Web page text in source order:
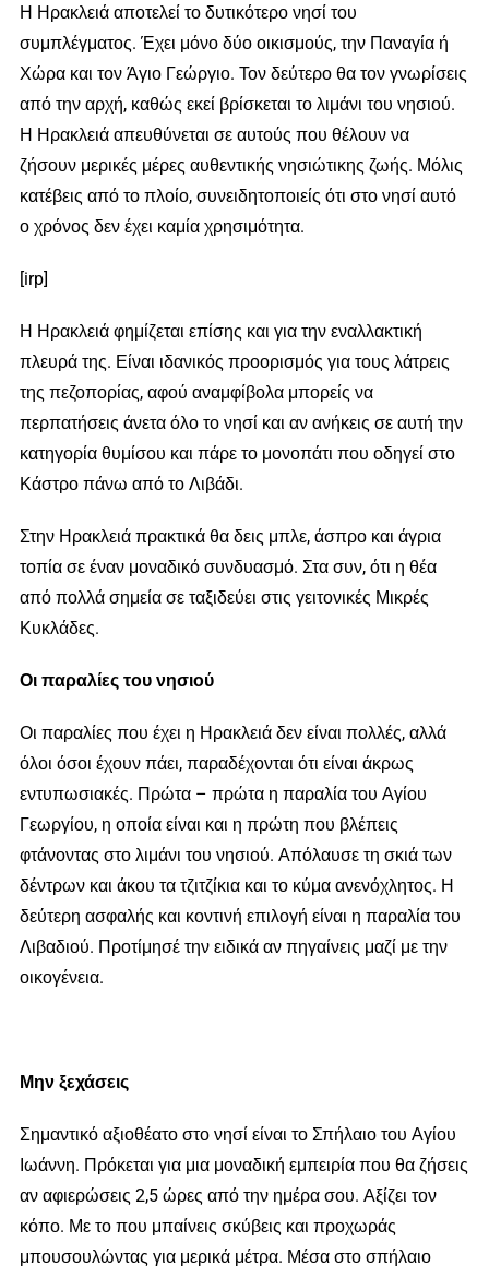
Η Ηρακλειά αποτελεί το δυτικότερο νησί του
συμπλέγματος. Έχει μόνο δύο οικισμούς, την Παναγία ή
Χώρα και τον Άγιο Γεώργιο. Τον δεύτερο θα τον γνωρίσεις
από την αρχή, καθώς εκεί βρίσκεται το λιμάνι του νησιού.
Η Ηρακλειά απευθύνεται σε αυτούς που θέλουν να
ζήσουν μερικές μέρες αυθεντικής νησιώτικης ζωής. Μόλις
κατέβεις από το πλοίο, συνειδητοποιείς ότι στο νησί αυτό
ο χρόνος δεν έχει καμία χρησιμότητα.
[irp]
Η Ηρακλειά φημίζεται επίσης και για την εναλλακτική
πλευρά της. Είναι ιδανικός προορισμός για τους λάτρεις
της πεζοπορίας, αφού αναμφίβολα μπορείς να
περπατήσεις άνετα όλο το νησί και αν ανήκεις σε αυτή την
κατηγορία θυμίσου και πάρε το μονοπάτι που οδηγεί στο
Κάστρο πάνω από το Λιβάδι.
Στην Ηρακλειά πρακτικά θα δεις μπλε, άσπρο και άγρια
τοπία σε έναν μοναδικό συνδυασμό. Στα συν, ότι η θέα
από πολλά σημεία σε ταξιδεύει στις γειτονικές Μικρές
Κυκλάδες.
Οι παραλίες του νησιού
Οι παραλίες που έχει η Ηρακλειά δεν είναι πολλές, αλλά
όλοι όσοι έχουν πάει, παραδέχονται ότι είναι άκρως
εντυπωσιακές. Πρώτα – πρώτα η παραλία του Αγίου
Γεωργίου, η οποία είναι και η πρώτη που βλέπεις
φτάνοντας στο λιμάνι του νησιού. Απόλαυσε τη σκιά των
δέντρων και άκου τα τζιτζίκια και το κύμα ανενόχλητος. Η
δεύτερη ασφαλής και κοντινή επιλογή είναι η παραλία του
Λιβαδιού. Προτίμησέ την ειδικά αν πηγαίνεις μαζί με την
οικογένεια.
Μην ξεχάσεις
Σημαντικό αξιοθέατο στο νησί είναι το Σπήλαιο του Αγίου
Ιωάννη. Πρόκεται για μια μοναδική εμπειρία που θα ζήσεις
αν αφιερώσεις 2,5 ώρες από την ημέρα σου. Αξίζει τον
κόπο. Με το που μπαίνεις σκύβεις και προχωράς
μπουσουλώντας για μερικά μέτρα. Μέσα στο σπήλαιο